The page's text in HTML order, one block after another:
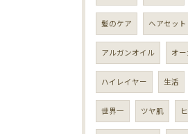
髪のケア ヘアセット
アルガンオイル オ
ハイレイヤー 生活
世界一 ツヤ肌